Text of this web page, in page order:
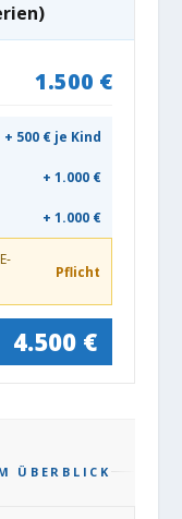
1.500 €
+ 500 € je Kind
+ 1.000 €
+ 1.000 €
Pflicht
4.500 €
ÜBERBLICK